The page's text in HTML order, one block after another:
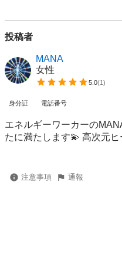
投稿者
MANA
女性
5.0(1)
身分証 電話番号
エネルギーワーカーの
たに満たします💫 高次元ヒ
注意事項 通報